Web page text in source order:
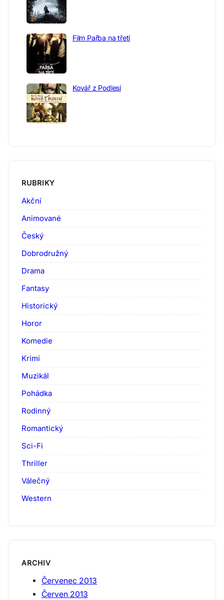
Film Pařba na třetí
Kovář z Podlesí
RUBRIKY
Akční
Animované
Český
Dobrodružný
Drama
Fantasy
Historický
Horor
Komedie
Krimi
Muzikál
Pohádka
Rodinný
Romantický
Sci-Fi
Thriller
Válečný
Western
ARCHIV
Červenec 2013
Červen 2013